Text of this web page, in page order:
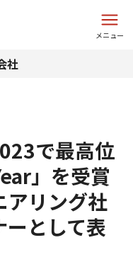
メニュー
社
で最高位
」を受賞
アリング社
ーとして表